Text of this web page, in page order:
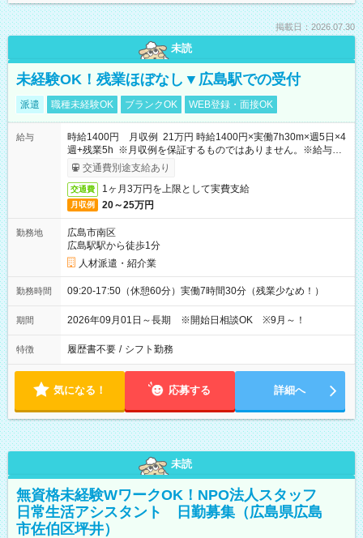
掲載日：2026.07.30
未読
未経験OK！残業ほぼなし▼広島駅での受付
派遣 職種未経験OK ブランクOK WEB登録・面接OK
給与
時給1400円 月収例 21万円 時給1400円×実働7h30m×週5日×4
週+残業5h ※月収例を保証するものではありません。※給与即
受取りサービス利用可（利用条件有）
交通費別途支給あり
交通費 1ヶ月3万円を上限として実費支給
月収例 20～25万円
勤務地
広島市南区
広島駅駅から徒歩1分
人材派遣・紹介業
勤務時間 09:20-17:50（休憩60分）実働7時間30分（残業少なめ！）
期間 2026年09月01日～長期 ※開始日相談OK ※9月～！
特徴 履歴書不要 / シフト勤務
気になる！ 応募する 詳細へ
未読
無資格未経験WワークOK！NPO法人スタッフ
日常生活アシスタント 日勤募集（広島県広島
市佐伯区坪井）